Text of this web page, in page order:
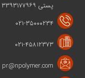
پستی ۳۳۹۳۱۷۷۹۶۹
۰۲۱-۳۵۰۰۰۲۳۴
۰۲۱-۴۵۸۱۲۳۷۳
pr@npolymer.com